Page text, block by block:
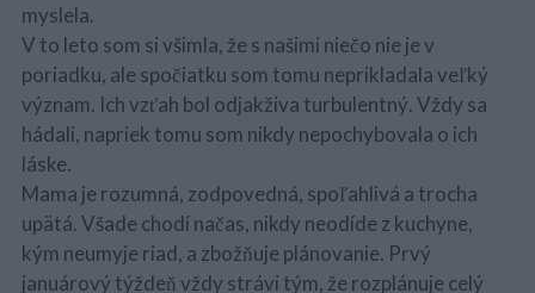
myslela.
V to leto som si všimla, že s našimi niečo nie je v
poriadku, ale spočiatku som tomu neprikladala veľký
význam. Ich vzťah bol odjakživa turbulentný. Vždy sa
hádali, napriek tomu som nikdy nepochybovala o ich
láske.
Mama je rozumná, zodpovedná, spoľahlivá a trocha
upätá. Všade chodí načas, nikdy neodíde z kuchyne,
kým neumyje riad, a zbožňuje plánovanie. Prvý
januárový týždeň vždy strávi tým, že rozplánuje celý